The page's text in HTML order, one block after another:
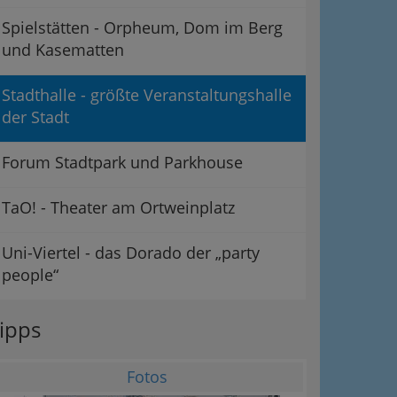
Spielstätten - Orpheum, Dom im Berg
und Kasematten
Stadthalle - größte Veranstaltungshalle
der Stadt
Forum Stadtpark und Parkhouse
TaO! - Theater am Ortweinplatz
Uni-Viertel - das Dorado der „party
people“
Fotos